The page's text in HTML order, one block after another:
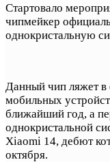
Стартовало
чипмейкер
однокристальную
Данный чип ляжет в
мобильных
ближайший год, а
однокристальной
Xiaomi 14, дебют
октября.